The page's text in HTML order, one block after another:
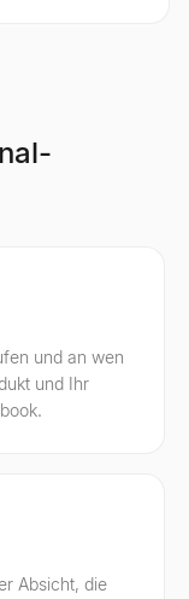
und an wen
und Ihr
Absicht, die